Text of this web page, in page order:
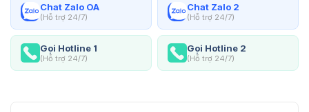
Chat Zalo OA
(Hỗ trợ 24/7)
Chat Zalo 2
(Hỗ trợ 24/7)
Gọi Hotline 1
(Hỗ trợ 24/7)
Gọi Hotline 2
(Hỗ trợ 24/7)